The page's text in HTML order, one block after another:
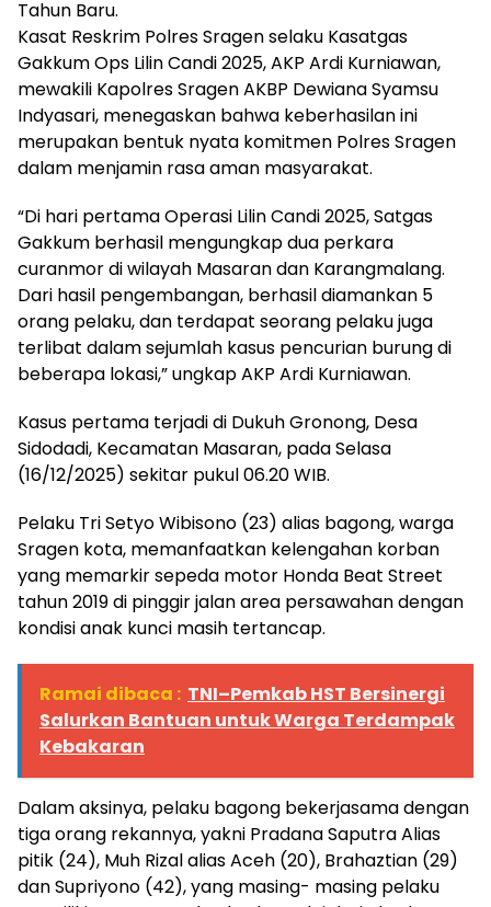
Tahun Baru.
Kasat Reskrim Polres Sragen selaku Kasatgas
Gakkum Ops Lilin Candi 2025, AKP Ardi Kurniawan,
mewakili Kapolres Sragen AKBP Dewiana Syamsu
Indyasari, menegaskan bahwa keberhasilan ini
merupakan bentuk nyata komitmen Polres Sragen
dalam menjamin rasa aman masyarakat.
“Di hari pertama Operasi Lilin Candi 2025, Satgas
Gakkum berhasil mengungkap dua perkara
curanmor di wilayah Masaran dan Karangmalang.
Dari hasil pengembangan, berhasil diamankan 5
orang pelaku, dan terdapat seorang pelaku juga
terlibat dalam sejumlah kasus pencurian burung di
beberapa lokasi,” ungkap AKP Ardi Kurniawan.
Kasus pertama terjadi di Dukuh Gronong, Desa
Sidodadi, Kecamatan Masaran, pada Selasa
(16/12/2025) sekitar pukul 06.20 WIB.
Pelaku Tri Setyo Wibisono (23) alias bagong, warga
Sragen kota, memanfaatkan kelengahan korban
yang memarkir sepeda motor Honda Beat Street
tahun 2019 di pinggir jalan area persawahan dengan
kondisi anak kunci masih tertancap.
Ramai dibaca : TNI–Pemkab HST Bersinergi
Salurkan Bantuan untuk Warga Terdampak
Kebakaran
Dalam aksinya, pelaku bagong bekerjasama dengan
tiga orang rekannya, yakni Pradana Saputra Alias
pitik (24), Muh Rizal alias Aceh (20), Brahaztian (29)
dan Supriyono (42), yang masing- masing pelaku